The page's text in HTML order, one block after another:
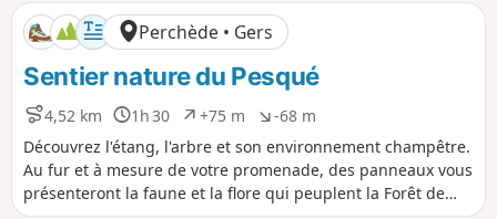
c
e
l
é
p
o
i
f
l
é
n
é
i
f
Perchède • Gers
Sentier nature du Pesqué
4,52 km
D
i
s
t
a
1h 30
D
u
r
é
e
+75 m
D
é
n
i
v
-68 m
D
é
n
i
v
Découvrez l'étang, l'arbre et son environnement champêtre.
Au fur et à mesure de votre promenade, des panneaux vous
présenteront la faune et la flore qui peuplent la Forêt de